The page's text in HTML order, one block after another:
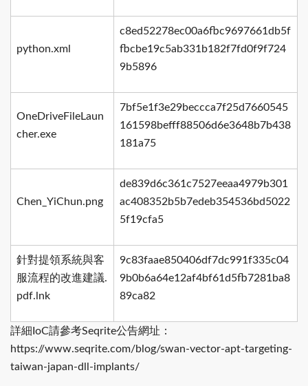
python.xml
c8ed52278ec00a6fbc9697661db5f
fbcbe19c5ab331b182f7fd0f9f724
9b5896
OneDriveFileLaun
cher.exe
7bf5e1f3e29beccca7f25d7660545
161598befff88506d6e3648b7b438
181a75
Chen_YiChun.png
de839d6c361c7527eeaa4979b301
ac408352b5b7edeb354536bd5022
5f19cfa5
針對提領系統與客
服流程的改進建議.
pdf.lnk
9c83faae850406df7dc991f335c04
9b0b6a64e12af4bf61d5fb7281ba8
89ca82
詳細IoC請參考Seqrite公告網址：
https://www.seqrite.com/blog/swan-vector-apt-targeting-
taiwan-japan-dll-implants/